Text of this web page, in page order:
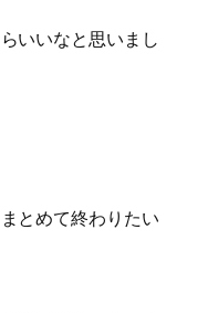
いいなと思いまし
とめて終わりたい